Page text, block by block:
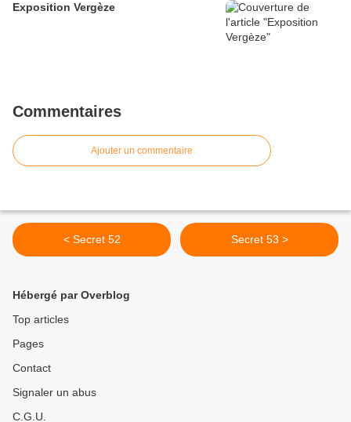
Exposition Vergèze
Commentaires
Ajouter un commentaire
< Secret 52 Secret 53 >
Hébergé par Overblog
Top articles
Pages
Contact
Signaler un abus
C.G.U.